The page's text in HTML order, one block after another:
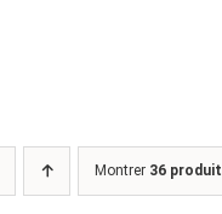
Montrer 36